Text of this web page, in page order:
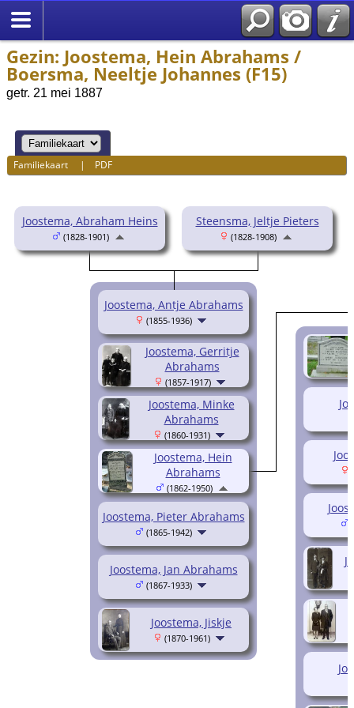
Gezin: Joostema, Hein Abrahams /
Boersma, Neeltje Johannes (F15)
getr. 21 mei 1887
Familiekaart | PDF
Joostema, Abraham Heins
(1828-1901)
Steensma, Jeltje Pieters
(1828-1908)
Joostema, Antje Abrahams
(1855-1936)
Joostema, Gerritje
Abrahams
(1857-1917)
Joostema, Minke
Abrahams
(1860-1931)
Joostema, Pieter Abrahams
(1865-1942)
Joostema, Jan Abrahams
(1867-1933)
Joostema, Jiskje
(1870-1961)
Joostema, Hein
Abrahams
(1862-1950)